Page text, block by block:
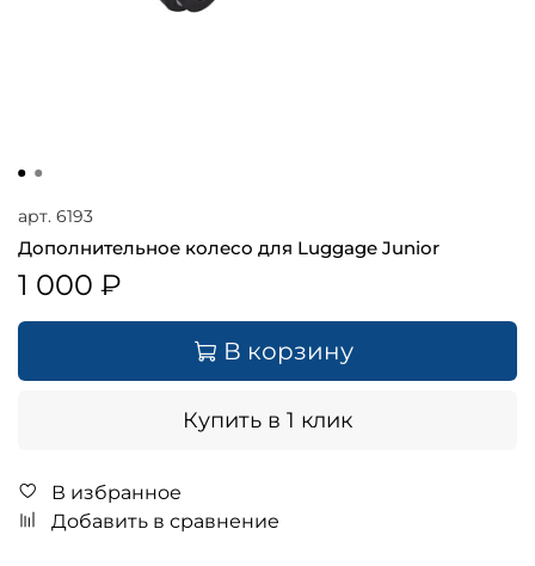
арт. 6193
Дополнительное колесо для Luggage Junior
1 000 ₽
В корзину
Купить в 1 клик
В избранное
Добавить в сравнение